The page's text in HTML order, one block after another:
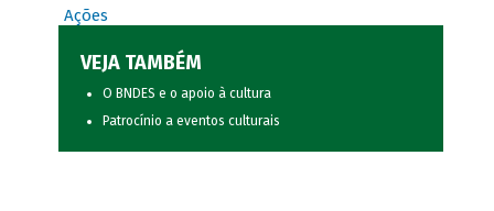
Ações
VEJA TAMBÉM
O BNDES e o apoio à cultura
Patrocínio a eventos culturais